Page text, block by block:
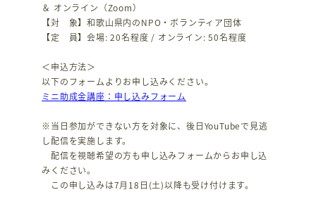
＆ オンライン（Zoom）
【対 象】和歌山県内のNPO・ボランティア団体
【定 員】会場: 20名程度 / オンライン: 50名程度
＜申込方法＞
以下のフォームよりお申し込みください。
ミニ助成金講座：申し込みフォーム
※当日参加ができない方を対象に、後日YouTubeで見逃
し配信を実施します。
配信を視聴希望の方も申し込みフォームからお申し込
みください。
この申し込みは7月18日(土)以降も受け付けます。